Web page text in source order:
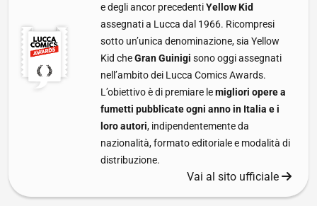
e degli ancor precedentiYellow Kid
assegnati a Lucca dal 1966. Ricompresi
sotto un’unica denominazione, sia Yellow
Kid cheGran Guinigi sono oggi assegnati
nell’ambito dei Lucca Comics Awards.
L’obiettivo è di premiare lemigliori opere a
fumetti pubblicate ogni anno in Italia e i
loro autori, indipendentemente da
nazionalità, formato editoriale e modalità di
distribuzione.
Vai al sito ufficiale